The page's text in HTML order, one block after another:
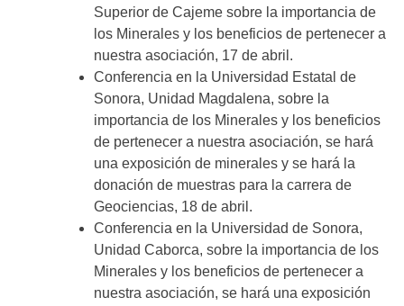
Superior de Cajeme sobre la importancia de
los Minerales y los beneficios de pertenecer a
nuestra asociación, 17 de abril.
Conferencia en la Universidad Estatal de
Sonora, Unidad Magdalena, sobre la
importancia de los Minerales y los beneficios
de pertenecer a nuestra asociación, se hará
una exposición de minerales y se hará la
donación de muestras para la carrera de
Geociencias, 18 de abril.
Conferencia en la Universidad de Sonora,
Unidad Caborca, sobre la importancia de los
Minerales y los beneficios de pertenecer a
nuestra asociación, se hará una exposición